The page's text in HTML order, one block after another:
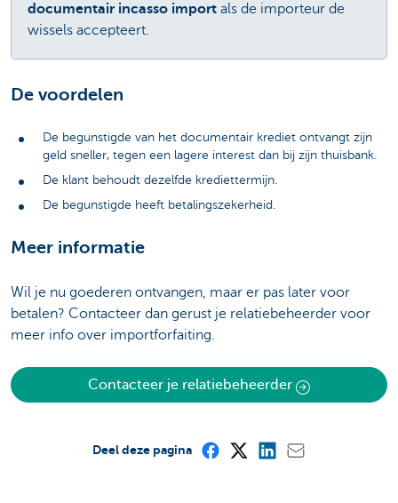
documentair incasso import als de importeur de
wissels accepteert.
De voordelen
De begunstigde van het documentair krediet ontvangt zijn
geld sneller, tegen een lagere interest dan bij zijn thuisbank.
De klant behoudt dezelfde krediettermijn.
De begunstigde heeft betalingszekerheid.
Meer informatie
Wil je nu goederen ontvangen, maar er pas later voor
betalen? Contacteer dan gerust je relatiebeheerder voor
meer info over importforfaiting.
Contacteer je relatiebeheerder
Deel deze pagina